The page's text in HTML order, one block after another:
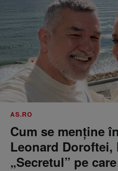
AS.RO
Cum se menţine
Leonard Doroftei,
„Secretul” pe